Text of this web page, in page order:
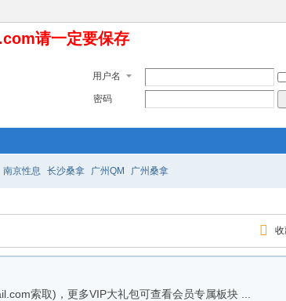
请一定要保存
用户名
密码
南京性息 长沙桑拿 广州QM 广州桑拿
收
索取)，更多VIP大礼包可查看会员专属板块 ...